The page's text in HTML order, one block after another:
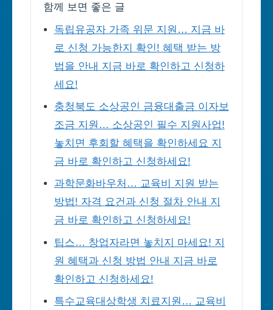
함께 보면 좋은 글
독립유공자 가족 위문 지원… 지금 바
로 신청 가능한지 확인! 혜택 받는 방
법을 안내 지금 바로 확인하고 신청하
세요!
충청북도 소상공인 금융대출금 이자보
조금 지원… 소상공인 필수 지원사업!
놓치면 후회할 혜택을 확인하세요 지
금 바로 확인하고 신청하세요!
과학문화바우처… 교육비 지원 받는
방법! 자격 요건과 신청 절차 안내 지
금 바로 확인하고 신청하세요!
팁스… 창업자라면 놓치지 마세요! 지
원 혜택과 신청 방법 안내 지금 바로
확인하고 신청하세요!
특수교육대상학생 치료지원… 교육비